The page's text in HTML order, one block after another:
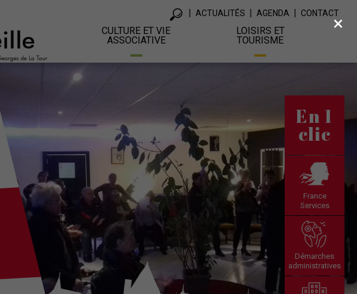
ACTUALITÉS AGENDA CONTACT
CULTURE ET VIE
ASSOCIATIVE
LOISIRS ET
TOURISME
En 1
clic
France
Services
Démarches
administratives
×